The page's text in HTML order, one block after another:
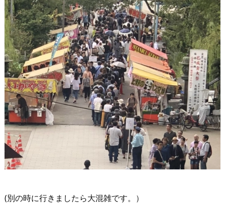
(別の時に行きましたら大混雑です。）